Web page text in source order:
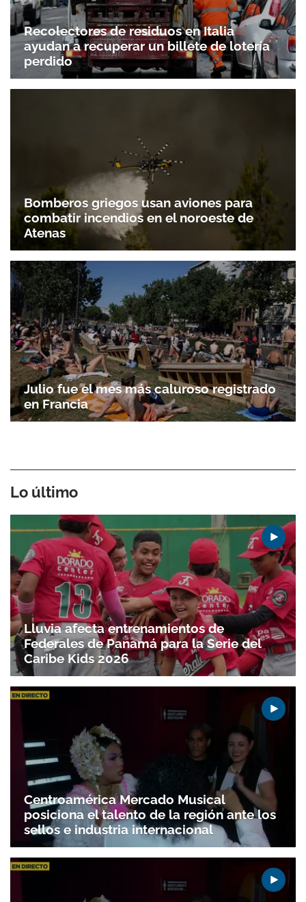
Recolectores de residuos en Italia
ayudan a recuperar un billete de lotería
perdido
Bomberos griegos usan aviones para
combatir incendios en el noroeste de
Atenas
Julio fue el mes más caluroso registrado
en Francia
Lo último
Lluvia afecta entrenamientos de
Federales de Panamá para la Serie del
Caribe Kids 2026
Centroamérica Mercado Musical
posiciona el talento de la región ante los
sellos e industria internacional